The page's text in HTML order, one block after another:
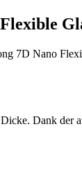
7D Nano
Dank